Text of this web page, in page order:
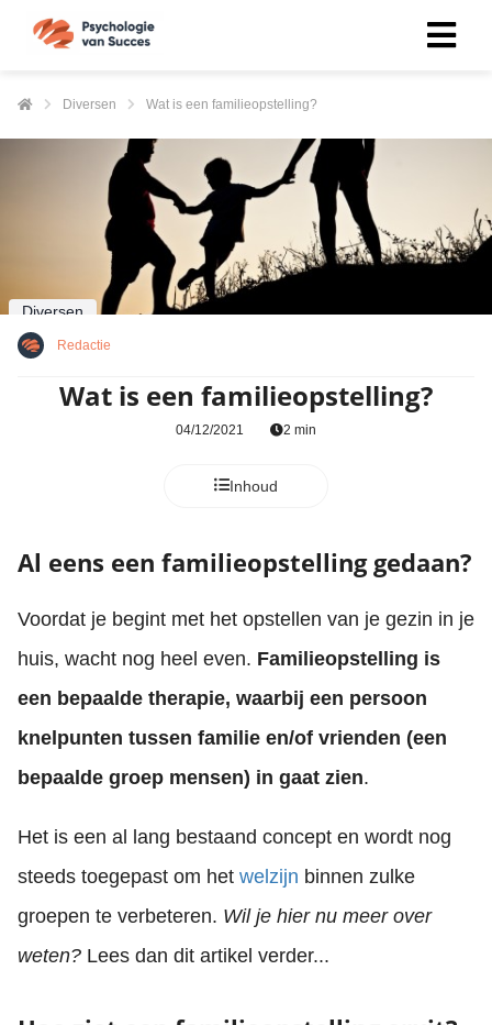
Diversen Wat is een familieopstelling?
Diversen
Redactie
Wat is een familieopstelling?
04/12/2021 2 min
Inhoud
Al eens een familieopstelling gedaan?
Voordat je begint met het opstellen van je gezin in je
huis, wacht nog heel even. Familieopstelling is
een bepaalde therapie, waarbij een persoon
knelpunten tussen familie en/of vrienden (een
bepaalde groep mensen) in gaat zien.
Het is een al lang bestaand concept en wordt nog
steeds toegepast om het welzijn binnen zulke
groepen te verbeteren. Wil je hier nu meer over
weten? Lees dan dit artikel verder...